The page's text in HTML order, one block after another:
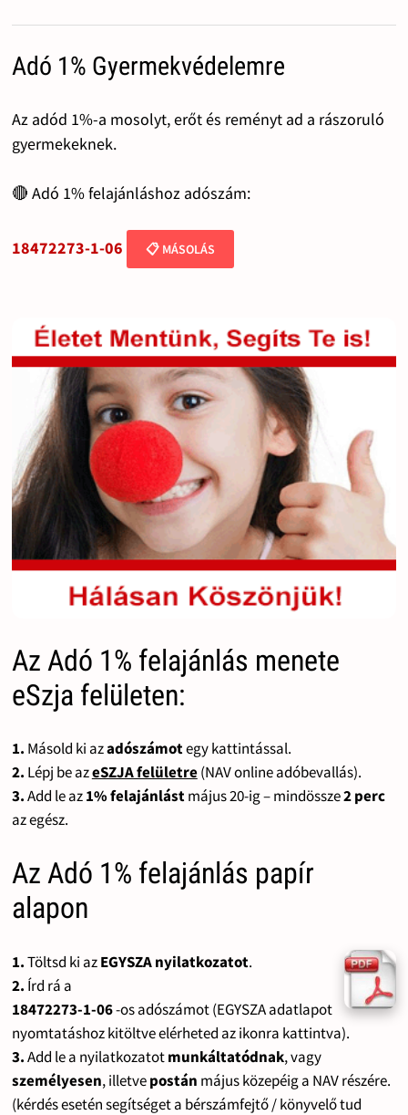
Adó 1% Gyermekvédelemre
Az adód 1%-a mosolyt, erőt és reményt ad a rászoruló
gyermekeknek.
🔴 Adó 1% felajánláshoz adószám:
18472273-1-06 📋 MÁSOLÁS
Az Adó 1% felajánlás menete
eSzja felületen:
1. Másold ki azadószámotegy kattintással.
2. Lépj be azeSZJA felületre(NAV online adóbevallás).
3.Add le az1% felajánlástmájus 20-ig – mindössze2 perc
az egész.
Az Adó 1% felajánlás papír
alapon
1.Töltsd ki azEGYSZA nyilatkozatot.
2. Írd rá a
18472273-1-06-os adószámot (EGYSZA adatlapot
nyomtatáshoz kitöltve elérheted az ikonra kattintva).
3.Add le a nyilatkozatotmunkáltatódnak, vagy
személyesen, illetvepostán május közepéig a NAV részére.
(kérdés esetén segítséget a bérszámfejtő / könyvelő tud